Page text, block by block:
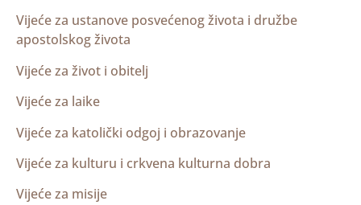
Vijeće za ustanove posvećenog života i družbe
apostolskog života
Vijeće za život i obitelj
Vijeće za laike
Vijeće za katolički odgoj i obrazovanje
Vijeće za kulturu i crkvena kulturna dobra
Vijeće za misije